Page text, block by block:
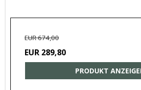
EUR 674,00
EUR 289,80
PRODUKT